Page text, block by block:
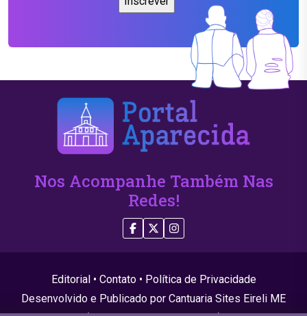
Nos Acompanhe Também Nas
Redes!
Editorial• Contato• Política de Privacidade
Desenvolvido e Publicado por Cantuaria Sites Eireli ME